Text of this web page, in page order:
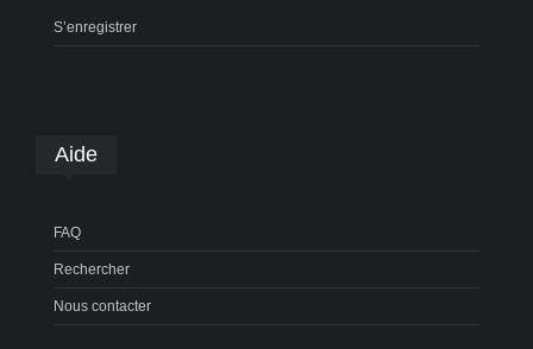
S’enregistrer
Aide
FAQ
Rechercher
Nous contacter